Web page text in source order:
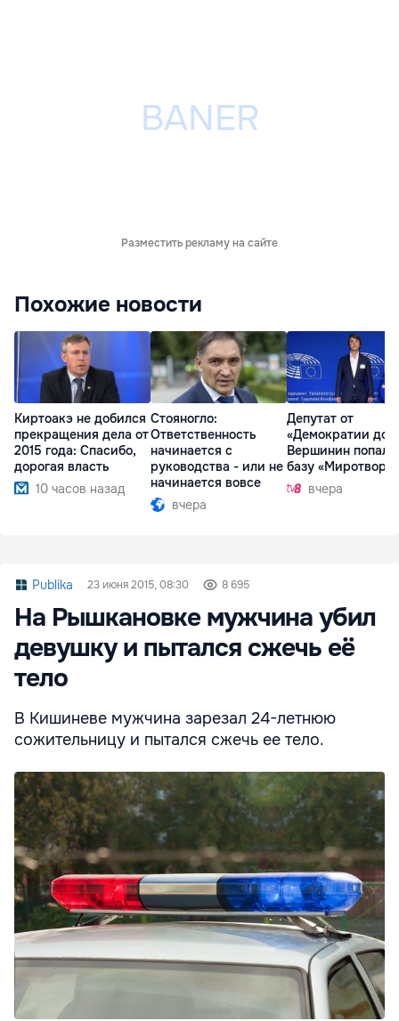
Разместить рекламу на сайте
Похожие новости
Киртоакэ не добился
прекращения дела от
2015 года: Спасибо,
дорогая власть
10 часов назад
Стояногло:
Ответственность
начинается с
руководства - или не
начинается вовсе
вчера
Депутат от
«Демократии
Вершинин попал в
базу
вчера
Publika 23 июня 2015, 08:30 8 695
На Рышкановке мужчина убил
девушку и пытался сжечь её
тело
В Кишиневе мужчина зарезал 24-летнюю
сожительницу и пытался сжечь ее тело.